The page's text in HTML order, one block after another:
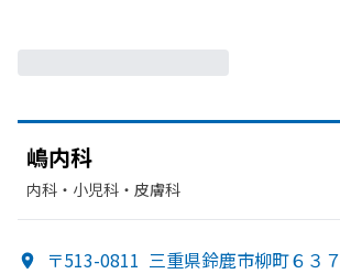
嶋内科
内科・​小児科・​皮膚科
〒513-0811 三重県鈴鹿市柳町６３７